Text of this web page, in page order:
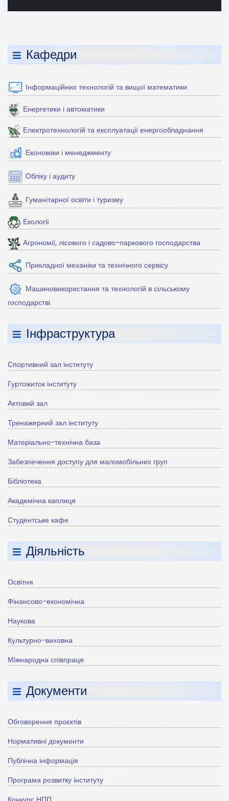
Кафедри
Інформаційних технологій та вищої математики
Енергетики і автоматики
Електротехнологій та експлуатації енергообладнання
Економіки і менеджменту
Обліку і аудиту
Гуманітарної освіти і туризму
Екології
Агрономії, лісового і садово-паркового господарства
Прикладної механіки та технічного сервісу
Машиновикористання та технологій в сільському
господарстві
Інфраструктура
Спортивний зал інституту
Гуртожиток інституту
Актовий зал
Тренажерний зал інституту
Матеріально-технічна база
Забезпечення доступу для маломобільних груп
Бібліотека
Академічна каплиця
Студентське кафе
Діяльність
Освітня
Фінансово-економічна
Наукова
Культурно-виховна
Міжнародна співпраця
Документи
Обговорення проєктів
Нормативні документи
Публічна інформація
Програма розвитку інституту